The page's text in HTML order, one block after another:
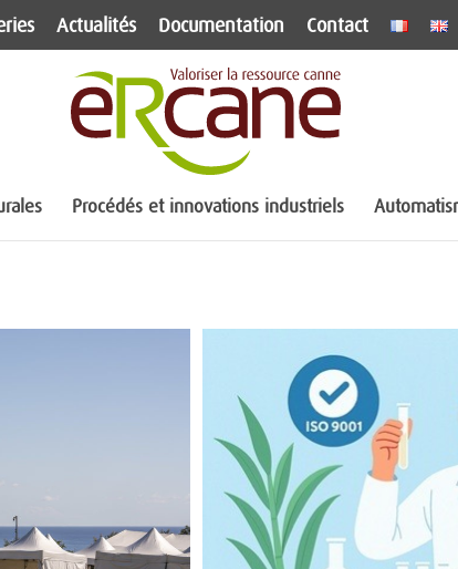
Actualités Documentation Contact
Procédés et innovations industriels